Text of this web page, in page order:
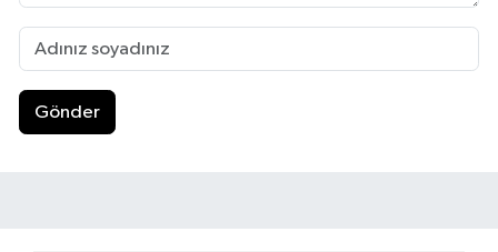
Gönder